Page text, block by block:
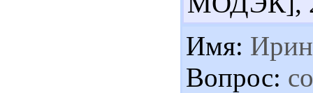
Имя:
Вопрос: